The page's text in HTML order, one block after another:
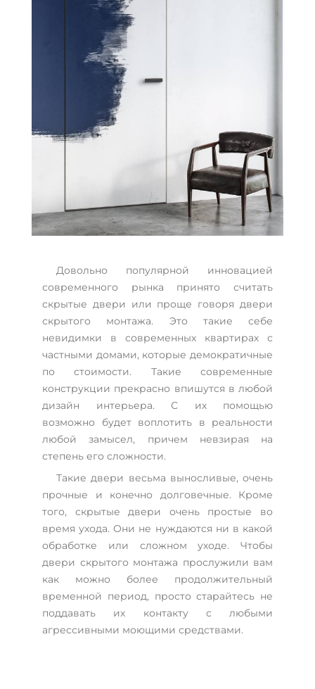
Довольно популярной инновацией
современного рынка принято считать
скрытые двери или проще говоря двери
скрытого монтажа. Это такие себе
невидимки в современных квартирах с
частными домами, которые демократичные
по стоимости. Такие современные
конструкции прекрасно впишутся в любой
дизайн интерьера. С их помощью
возможно будет воплотить в реальности
любой замысел, причем невзирая на
степень его сложности.
Такие двери весьма выносливые, очень
прочные и конечно долговечные. Кроме
того, скрытые двери очень простые во
время ухода. Они не нуждаются ни в какой
обработке или сложном уходе. Чтобы
двери скрытого монтажа прослужили вам
как можно более продолжительный
временной период, просто старайтесь не
поддавать их контакту с любыми
агрессивными моющими средствами.